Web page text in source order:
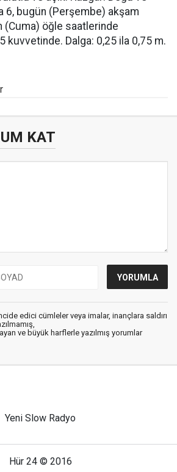
6, bugün (Perşembe) akşam
(Cuma) öğle saatlerinde
kuvvetinde. Dalga: 0,25 ila 0,75 m.
KAT
edici cümleler veya imalar, inançlara saldırı
ve büyük harflerle yazılmış yorumlar
Yeni Slow Radyo
Hür 24 © 2016